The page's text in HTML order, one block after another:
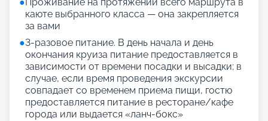
каюте выбранного класса — она закрепляется
за вами
●3-разовое питание. В день начала и день
окончания круиза питание предоставляется в
зависимости от времени посадки и высадки; в
случае, если время проведения экскурсии
совпадает со временем приема пищи, гостю
предоставляется питание в ресторане/кафе
города или выдается «ланч-бокс»